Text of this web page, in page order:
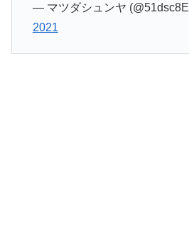
— マツダシュンヤ
2021